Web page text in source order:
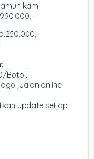
kami
990.000,-
.
Botol.
jualan online
update setiap